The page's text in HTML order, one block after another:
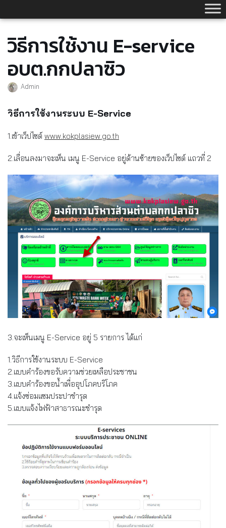
to
content
วิธีการใช้งาน E-service
อบต.กกปลาซิว
Admin
วิธีการใช้งานระบบ E-Service
1.เข้าเว็ปไซต์ www.kokplasiew.go.th
2.เลื่อนลงมาจะเห็น เมนู E-Service อยู่ด้านซ้ายของเว็ปไซต์ แถวที่ 2
3.จะเห็นเมนู E-Service อยู่ 5 รายการ ได้แก่
1.วิธีการใช้งานระบบ E-Service
2.แบบคำร้องขอรับความช่วยเหลือประชาชน
3.แบบคำร้องขอน้ำเพื่ออุปโภคบริโภค
4.แจ้งซ่อมแซมประปาชำรุด
5.แบบแจ้งไฟฟ้าสาธารณะชำรุด